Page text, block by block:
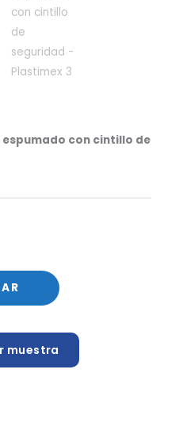
espumado con cintillo de
muestra